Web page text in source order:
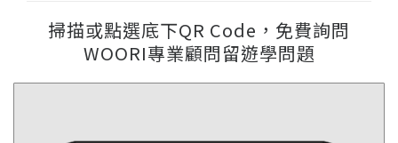
掃描或點選底下QR Code，免費詢問
WOORI專業顧問留遊學問題